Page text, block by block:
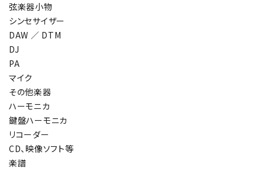
弦楽器小物
シンセサイザー
DAW ／ DTM
DJ
PA
マイク
その他楽器
ハーモニカ
鍵盤ハーモニカ
リコーダー
CD、映像ソフト等
楽譜